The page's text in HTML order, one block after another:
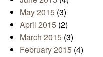
May 2015 (3)
April 2015 (2)
March 2015 (3)
February 2015 (4)